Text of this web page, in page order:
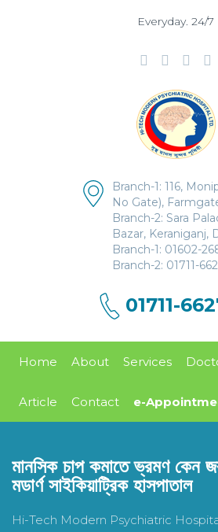
Everyday. 24/7
Branch-1: 116,
No Gate),
Branch-2: Sara
Bazar, Keraniganj,
Branch-1: 01602-
Branch-2: 01711-
01711-
Home About Services
Article Contact e-
মানসিক চাপ কমাতে ভ্রমণ কেন
মডার্ণ সাইকিয়াট্রিক হাসপাতাল
Hi-Tech Modern Psychiatric